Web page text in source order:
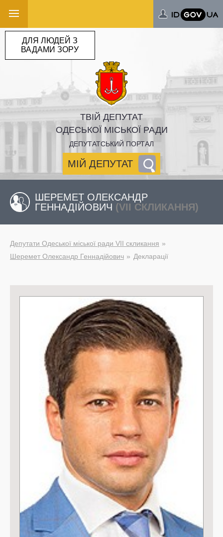
ТВІЙ ДЕПУТАТ
ОДЕСЬКОЇ МІСЬКОЇ РАДИ
ДЕПУТАТСЬКИЙ ПОРТАЛ
МІЙ ДЕПУТАТ
ДЛЯ ЛЮДЕЙ З
ВАДАМИ ЗОРУ
ШЕРЕМЕТ ОЛЕКСАНДР
ГЕННАДІЙОВИЧ (VII СКЛИКАННЯ)
Депутати Одеської міської ради VII скликання
Шеремет Олександр Геннадійович
Декларації